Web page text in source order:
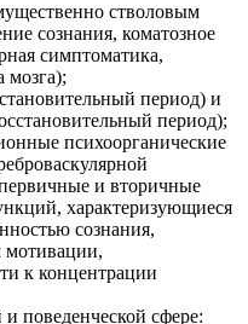
стволовым
сознания, коматозное
симптоматика,
мозга);
период) и
период);
психоорганические
и вторичные
характеризующиеся
сознания,
мотивации,
к концентрации
поведенческой сфере: